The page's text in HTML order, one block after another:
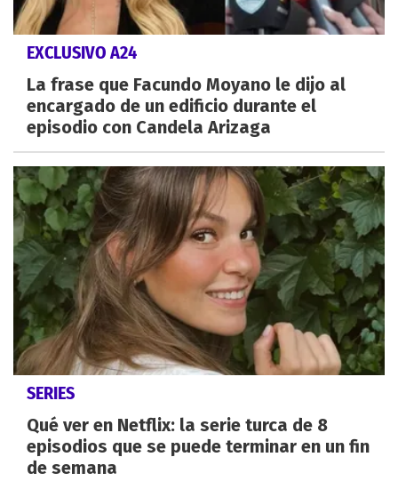
EXCLUSIVO A24
La frase que Facundo Moyano le dijo al
encargado de un edificio durante el
episodio con Candela Arizaga
SERIES
Qué ver en Netflix: la serie turca de 8
episodios que se puede terminar en un fin
de semana